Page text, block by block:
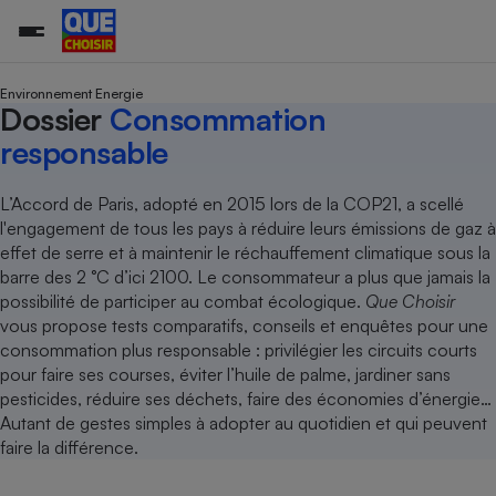
Environnement Energie
Dossier Consommation
responsable
L’Accord de Paris, adopté en 2015 lors de la COP21, a scellé
l'engagement de tous les pays à réduire leurs émissions de gaz à
effet de serre et à maintenir le réchauffement climatique sous la
barre des 2 °C d’ici 2100. Le consommateur a plus que jamais la
possibilité de participer au combat écologique. Que Choisir
vous propose tests comparatifs, conseils et enquêtes pour une
consommation plus responsable : privilégier les circuits courts
pour faire ses courses, éviter l’huile de palme, jardiner sans
pesticides, réduire ses déchets, faire des économies d’énergie…
Autant de gestes simples à adopter au quotidien et qui peuvent
faire la différence.
Agriculture
Nutrition
Achat - Vente - Location
Assurance auto
Magasin - Grande surface
Marketing - Fidélisation
Méthode de vente -
Système judiciairegratuit
Air
Déchet
Eau
Energie
Copropriété
Location
Sport
Vacances - Tourisme
électrique
Famille
Senior
Service marchand
Transport aérien
Toutes les actualités
Enquêtes
Guides d'achat
Conseils
Brèves
Tous les services
Soumettre un litige
Lettres types
Rencontrer une association locale
Tous nos combats
Nos actions
Nos grandes victoires
Les billets de la présidente
Nos associations locales
Nous rejoindre
En savoir plus sur Que Choisir Ensemble
L’association
Nos missions
Notre méthodologie
Notre financement
Nos partenaires
Nous rejoindre